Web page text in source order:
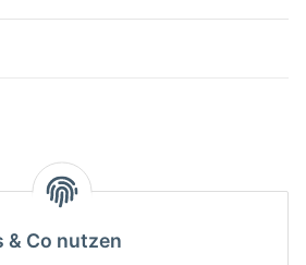
& Co nutzen